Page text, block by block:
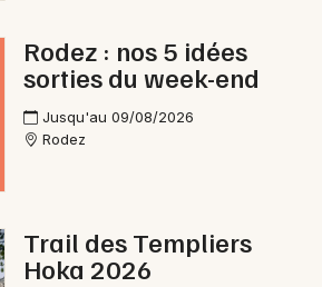
Rodez : nos 5 idées
sorties du week-end
Jusqu'au 09/08/2026
Rodez
Trail des Templiers
Hoka 2026